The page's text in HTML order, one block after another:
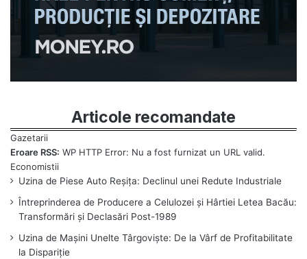
Articole recomandate
Eroare RSS: WP HTTP Error: Nu a fost furnizat un URL valid.
Uzina de Piese Auto Reșița: Declinul unei Redute Industriale
Întreprinderea de Producere a Celulozei și Hârtiei Letea Bacău:
Transformări și Declasări Post-1989
Uzina de Mașini Unelte Târgoviște: De la Vârf de Profitabilitate
la Dispariție